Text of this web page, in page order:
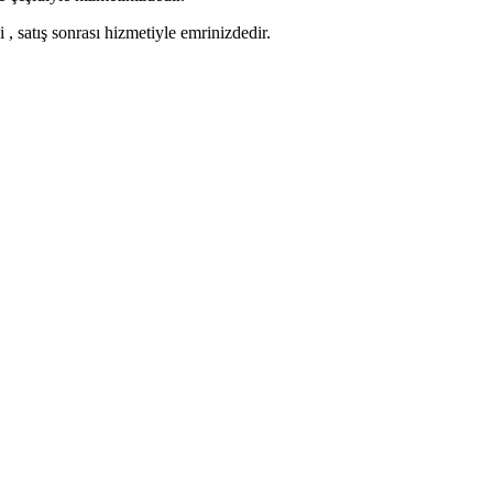
satış sonrası hizmetiyle emrinizdedir.